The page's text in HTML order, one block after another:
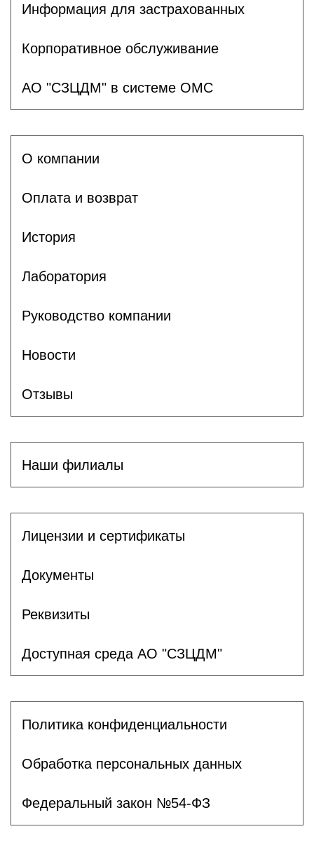
Информация для застрахованных
Корпоративное обслуживание
АО "СЗЦДМ" в системе ОМС
О компании
Оплата и возврат
История
Лаборатория
Руководство компании
Новости
Отзывы
Наши филиалы
Лицензии и сертификаты
Документы
Реквизиты
Доступная среда АО "СЗЦДМ"
Политика конфиденциальности
Обработка персональных данных
Федеральный закон №54-ФЗ